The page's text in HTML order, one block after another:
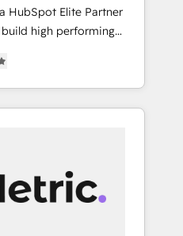
D'abord
unifiées, des
l'augmentation :
valeur. Et surtout :
que la
HubSpot Elite Partner
high performing
complex sales
and global
teams. Trusted by
fast growing scale
& End to end
& enrichment 📘